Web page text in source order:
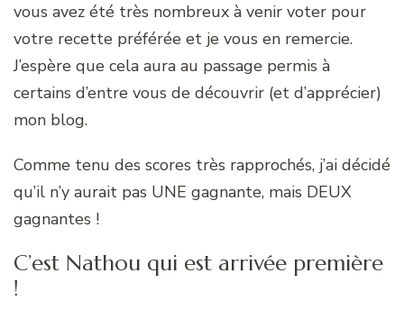
vous avez été très nombreux à venir voter pour
votre recette préférée et je vous en remercie.
J’espère que cela aura au passage permis à
certains d’entre vous de découvrir (et d’apprécier)
mon blog.
Comme tenu des scores très rapprochés, j’ai décidé
qu’il n’y aurait pas UNE gagnante, mais DEUX
gagnantes !
C’est Nathou qui est arrivée première
!